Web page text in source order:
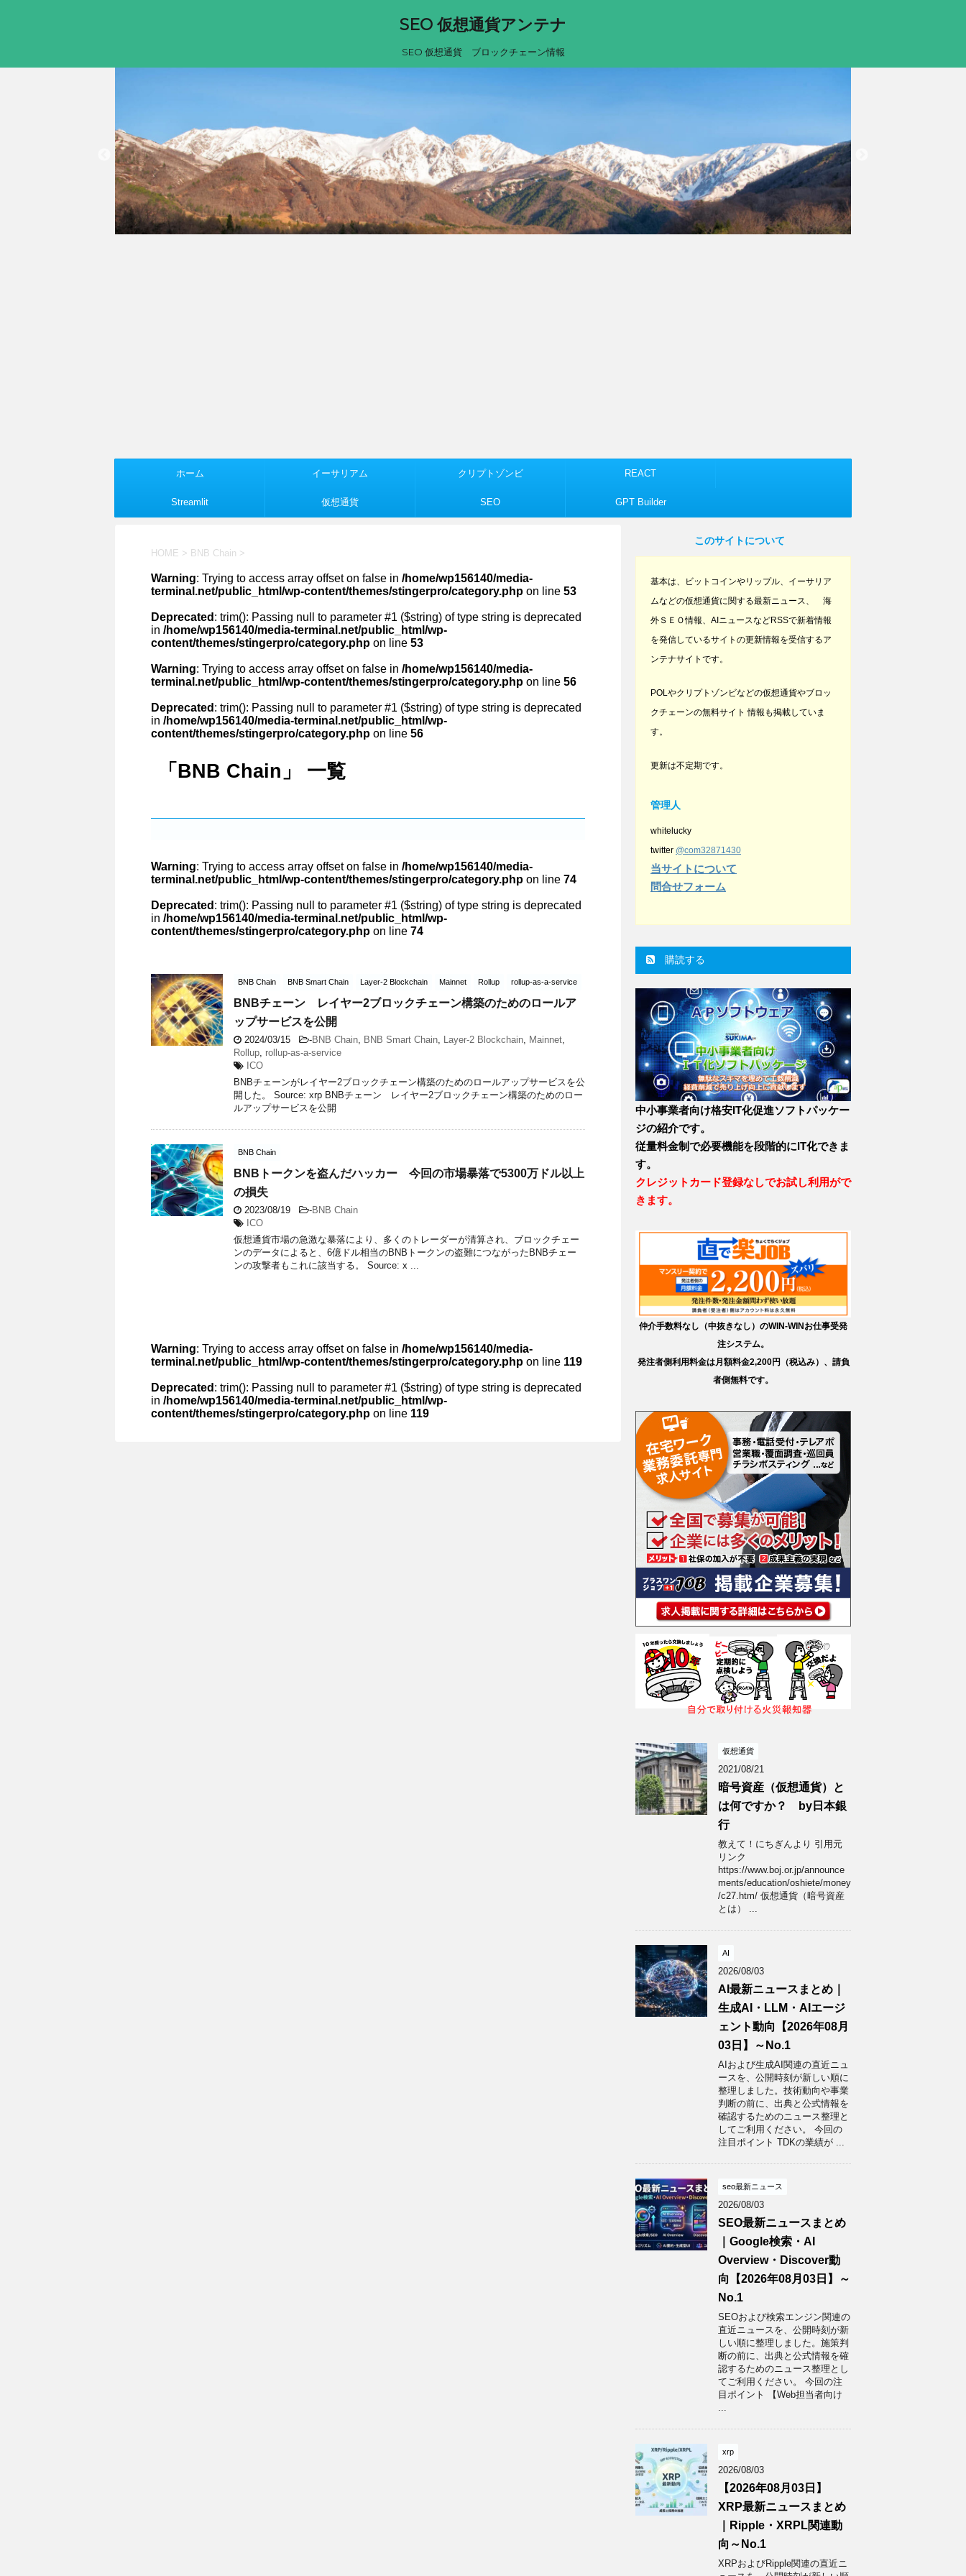
SEO 仮想通貨アンテナ
SEO 仮想通貨 ブロックチェーン情報
ホーム イーサリアム クリプトゾンビ REACT
Streamlit 仮想通貨 SEO GPT Builder
HOME > BNB Chain >
Warning: Trying to access array offset on false in /home/wp156140/media-
terminal.net/public_html/wp-content/themes/stingerpro/category.php on line 53
Deprecated : trim(): Passing null to parameter #1 ($string) of type string is deprecated
in /home/wp156140/media-terminal.net/public_html/wp-
content/themes/stingerpro/category.php on line 53
Warning: Trying to access array offset on false in /home/wp156140/media-
terminal.net/public_html/wp-content/themes/stingerpro/category.php on line 56
Deprecated : trim(): Passing null to parameter #1 ($string) of type string is deprecated
in /home/wp156140/media-terminal.net/public_html/wp-
content/themes/stingerpro/category.php on line 56
「BNB Chain」 一覧
Warning: Trying to access array offset on false in /home/wp156140/media-
terminal.net/public_html/wp-content/themes/stingerpro/category.php on line 74
Deprecated : trim(): Passing null to parameter #1 ($string) of type string is deprecated
in /home/wp156140/media-terminal.net/public_html/wp-
content/themes/stingerpro/category.php on line 74
BNB Chain BNB Smart Chain Layer-2 Blockchain Mainnet Rollup rollup-as-a-service
BNBチェーン レイヤー2ブロックチェーン構築のためのロールア
ップサービスを公開
2024/03/15 -BNB Chain, BNB Smart Chain, Layer-2 Blockchain, Mainnet,
Rollup, rollup-as-a-service
ICO
BNBチェーンがレイヤー2ブロックチェーン構築のためのロールアップサービスを公
開した。 Source: xrp BNBチェーン レイヤー2ブロックチェーン構築のためのロー
ルアップサービスを公開
BNB Chain
BNBトークンを盗んだハッカー 今回の市場暴落で5300万ドル以上
の損失
2023/08/19 -BNB Chain
ICO
仮想通貨市場の急激な暴落により、多くのトレーダーが清算され、ブロックチェー
ンのデータによると、6億ドル相当のBNBトークンの盗難につながったBNBチェー
ンの攻撃者もこれに該当する。 Source: x ...
Warning: Trying to access array offset on false in /home/wp156140/media-
terminal.net/public_html/wp-content/themes/stingerpro/category.php on line 119
Deprecated : trim(): Passing null to parameter #1 ($string) of type string is deprecated
in /home/wp156140/media-terminal.net/public_html/wp-
content/themes/stingerpro/category.php on line 119
このサイトについて
基本は、ビットコインやリップル、イーサリア
ムなどの仮想通貨に関する最新ニュース、 海
外ＳＥＯ情報、AIニュースなどRSSで新着情報
を発信しているサイトの更新情報を受信するア
ンテナサイトです。
POLやクリプトゾンビなどの仮想通貨やブロッ
クチェーンの無料サイト 情報も掲載していま
す。
更新は不定期です。
管理人
whitelucky
twitter @com32871430
当サイトについて
問合せフォーム
購読する
中小事業者向け格安IT化促進ソフトパッケー
ジの紹介です。
従量料金制で必要機能を段階的にIT化できま
す。
クレジットカード登録なしでお試し利用がで
きます。
仲介手数料なし（中抜きなし）のWIN-WINお仕事受発
注システム。
発注者側利用料金は月額料金2,200円（税込み）、請負
者側無料です。
仮想通貨
2021/08/21
暗号資産（仮想通貨）と
は何ですか？ by日本銀
行
教えて！にちぎんより 引用元
リンク
https://www.boj.or.jp/announce
ments/education/oshiete/money
/c27.htm/ 仮想通貨（暗号資産
とは） ...
AI
2026/08/03
AI最新ニュースまとめ｜
生成AI・LLM・AIエージ
ェント動向【2026年08月
03日】～No.1
AIおよび生成AI関連の直近ニュ
ースを、公開時刻が新しい順に
整理しました。技術動向や事業
判断の前に、出典と公式情報を
確認するためのニュース整理と
してご利用ください。 今回の
注目ポイント TDKの業績が ...
seo最新ニュース
2026/08/03
SEO最新ニュースまとめ
｜Google検索・AI
Overview・Discover動
向【2026年08月03日】～
No.1
SEOおよび検索エンジン関連の
直近ニュースを、公開時刻が新
しい順に整理しました。施策判
断の前に、出典と公式情報を確
認するためのニュース整理とし
てご利用ください。 今回の注
目ポイント 【Web担当者向け
xrp
2026/08/03
【2026年08月03日】
XRP最新ニュースまとめ
｜Ripple・XRPL関連動
向～No.1
XRPおよびRipple関連の直近ニ